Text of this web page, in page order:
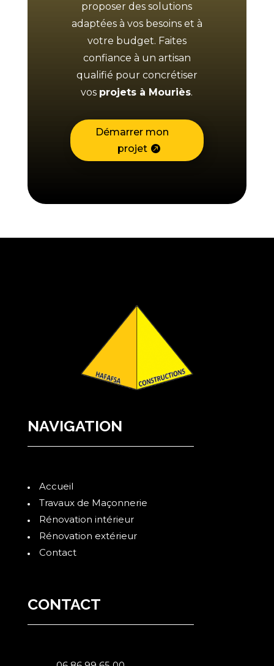
proposer des solutions
adaptées à vos besoins et à
votre budget. Faites
confiance à un artisan
qualifié pour concrétiser
vos projets à Mouriès.
Démarrer mon
projet
NAVIGATION
Accueil
Travaux de Maçonnerie
Rénovation intérieur
Rénovation extérieur
Contact
CONTACT